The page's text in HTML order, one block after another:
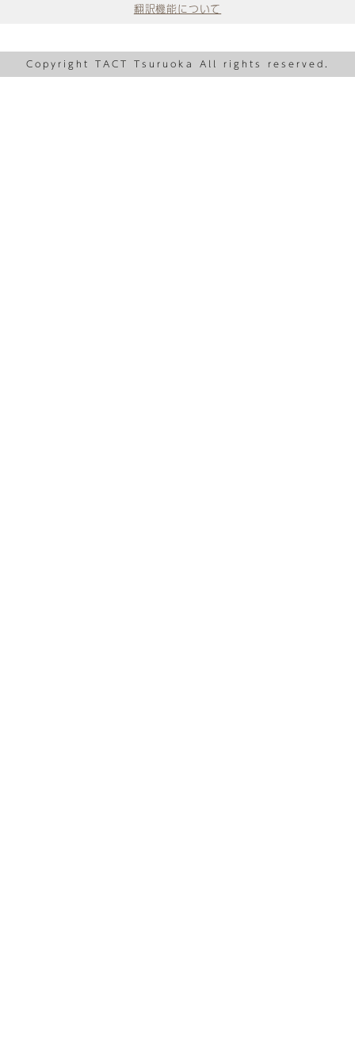
翻訳機能について
Copyright TACT Tsuruoka All rights reserved.